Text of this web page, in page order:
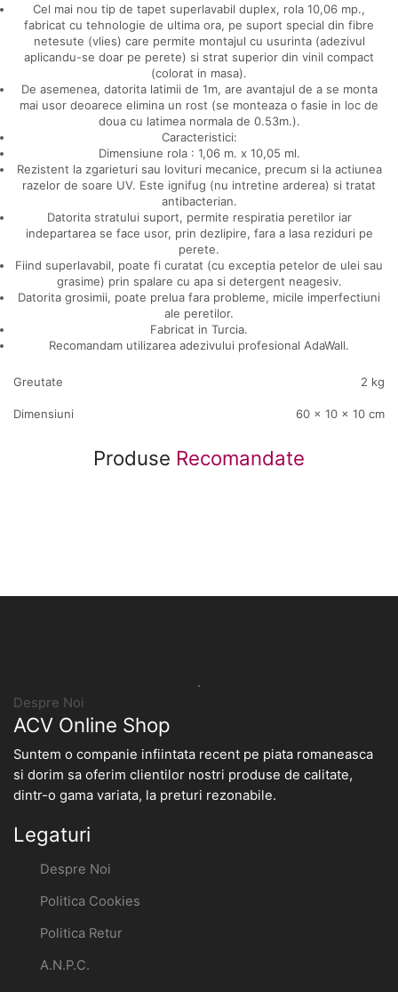
Cel mai nou tip de tapet superlavabil duplex, rola 10,06 mp.,
fabricat cu tehnologie de ultima ora, pe suport special din fibre
netesute (vlies) care permite montajul cu usurinta (adezivul
aplicandu-se doar pe perete) si strat superior din vinil compact
(colorat in masa).
De asemenea, datorita latimii de 1m, are avantajul de a se monta
mai usor deoarece elimina un rost (se monteaza o fasie in loc de
doua cu latimea normala de 0.53m.).
Caracteristici:
Dimensiune rola : 1,06 m. x 10,05 ml.
Rezistent la zgarieturi sau lovituri mecanice, precum si la actiunea
razelor de soare UV. Este ignifug (nu intretine arderea) si tratat
antibacterian.
Datorita stratului suport, permite respiratia peretilor iar
indepartarea se face usor, prin dezlipire, fara a lasa reziduri pe
perete.
Fiind superlavabil, poate fi curatat (cu exceptia petelor de ulei sau
grasime) prin spalare cu apa si detergent neagesiv.
Datorita grosimii, poate prelua fara probleme, micile imperfectiuni
ale peretilor.
Fabricat in Turcia.
Recomandam utilizarea adezivului profesional AdaWall.
Greutate 2 kg
Dimensiuni 60 × 10 × 10 cm
Produse Recomandate
.
Despre Noi
ACV Online Shop
Suntem o companie infiintata recent pe piata romaneasca
si dorim sa oferim clientilor nostri produse de calitate,
dintr-o gama variata, la preturi rezonabile.
Legaturi
Despre Noi
Politica Cookies
Politica Retur
A.N.P.C.